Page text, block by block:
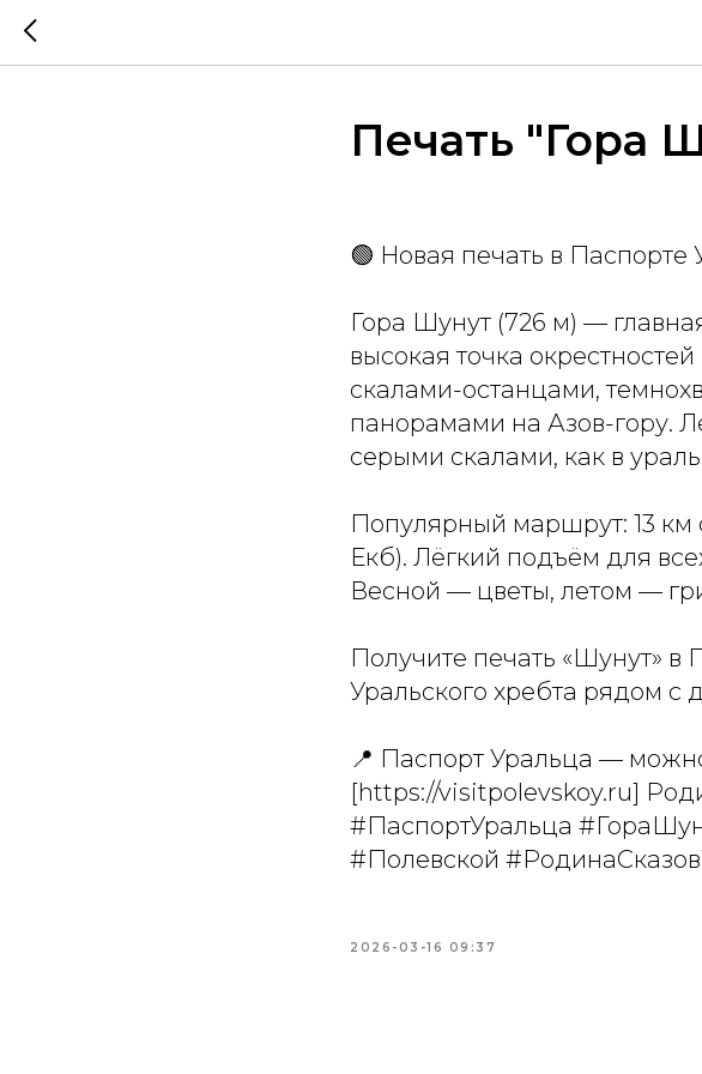
Печать "Гора
🟢 Новая печать в Паспорте
Гора Шунут (726 м) —
высокая точка
скалами-останцами,
панорамами на Азов-гору.
серыми скалами, как в
Популярный маршрут: 13 км
Екб). Лёгкий подъём для
Весной — цветы, летом —
Получите печать «Шунут» в
Уральского хребта рядом с
📍 Паспорт Уральца —
[https://visitpolevskoy.ru]
#ПаспортУральца
#Полевской
2026-03-16 09:37